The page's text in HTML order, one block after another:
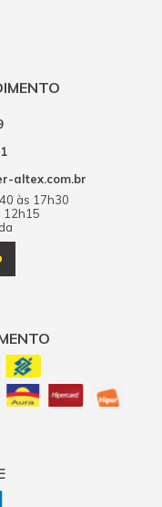
altex.com.br
às 17h30
12h15